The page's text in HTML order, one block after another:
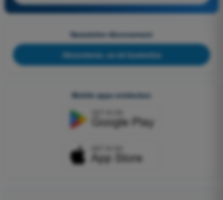
Newsletter-Abonnement
Abonnieren, es ist kostenlos
Mobile apps entdecken